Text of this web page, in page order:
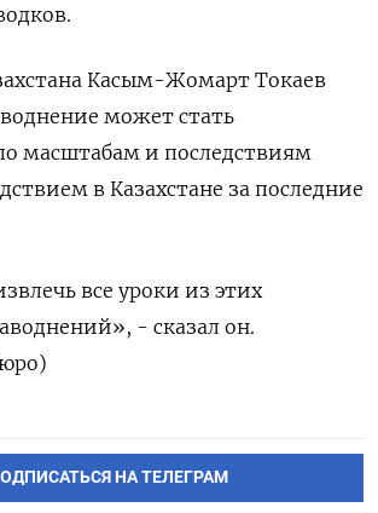
Касым-Жомарт Токаев
может стать
масштабам и последствиям
в Казахстане за последние
все уроки из этих
- сказал он.
НА ТЕЛЕГРАМ